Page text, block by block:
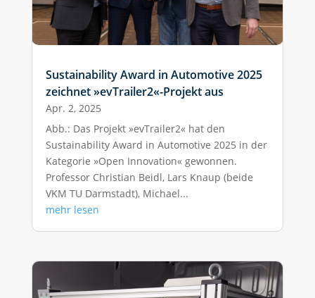
Sustainability Award in Automotive 2025
zeichnet »evTrailer2«-Projekt aus
Apr. 2, 2025
Abb.: Das Projekt »evTrailer2« hat den
Sustainability Award in Automotive 2025 in der
Kategorie »Open Innovation« gewonnen.
Professor Christian Beidl, Lars Knaup (beide
VKM TU Darmstadt), Michael...
mehr lesen